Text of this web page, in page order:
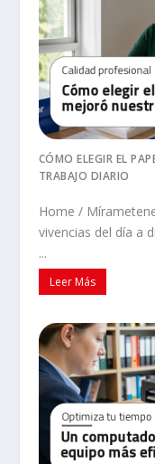
CÓMO ELEGIR EL
TRABAJO DIARIO
Home /
vivencias del día a
...
Leer Más